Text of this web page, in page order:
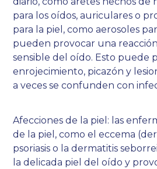
para los oídos, auriculares o
para la piel, como aerosoles
pueden provocar una
sensible del oído. Esto puede
enrojecimiento, picazón y
a veces se confunden con
Afecciones de la piel: las
de la piel, como el eccema
psoriasis o la dermatitis
la delicada piel del oído y